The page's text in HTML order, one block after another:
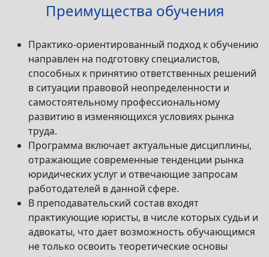
Преимущества обучения
Практико-ориентированный подход к обучению
направлен на подготовку специалистов,
способных к принятию ответственных решений
в ситуации правовой неопределенности и
самостоятельному профессиональному
развитию в изменяющихся условиях рынка
труда.
Программа включает актуальные дисциплины,
отражающие современные тенденции рынка
юридических услуг и отвечающие запросам
работодателей в данной сфере.
В преподавательский состав входят
практикующие юристы, в числе которых судьи и
адвокаты, что дает возможность обучающимся
не только освоить теоретические основы